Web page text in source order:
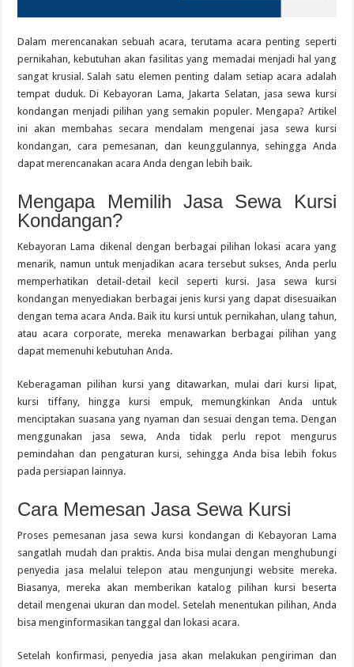
Dalam merencanakan sebuah acara, terutama acara penting seperti
pernikahan, kebutuhan akan fasilitas yang memadai menjadi hal yang
sangat krusial. Salah satu elemen penting dalam setiap acara adalah
tempat duduk. Di Kebayoran Lama, Jakarta Selatan, jasa sewa kursi
kondangan menjadi pilihan yang semakin populer. Mengapa? Artikel
ini akan membahas secara mendalam mengenai jasa sewa kursi
kondangan, cara pemesanan, dan keunggulannya, sehingga Anda
dapat merencanakan acara Anda dengan lebih baik.
Mengapa Memilih Jasa Sewa Kursi
Kondangan?
Kebayoran Lama dikenal dengan berbagai pilihan lokasi acara yang
menarik, namun untuk menjadikan acara tersebut sukses, Anda perlu
memperhatikan detail-detail kecil seperti kursi. Jasa sewa kursi
kondangan menyediakan berbagai jenis kursi yang dapat disesuaikan
dengan tema acara Anda. Baik itu kursi untuk pernikahan, ulang tahun,
atau acara corporate, mereka menawarkan berbagai pilihan yang
dapat memenuhi kebutuhan Anda.
Keberagaman pilihan kursi yang ditawarkan, mulai dari kursi lipat,
kursi tiffany, hingga kursi empuk, memungkinkan Anda untuk
menciptakan suasana yang nyaman dan sesuai dengan tema. Dengan
menggunakan jasa sewa, Anda tidak perlu repot mengurus
pemindahan dan pengaturan kursi, sehingga Anda bisa lebih fokus
pada persiapan lainnya.
Cara Memesan Jasa Sewa Kursi
Proses pemesanan jasa sewa kursi kondangan di Kebayoran Lama
sangatlah mudah dan praktis. Anda bisa mulai dengan menghubungi
penyedia jasa melalui telepon atau mengunjungi website mereka.
Biasanya, mereka akan memberikan katalog pilihan kursi beserta
detail mengenai ukuran dan model. Setelah menentukan pilihan, Anda
bisa menginformasikan tanggal dan lokasi acara.
Setelah konfirmasi, penyedia jasa akan melakukan pengiriman dan